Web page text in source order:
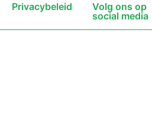
Privacybeleid
Volg ons op
social media